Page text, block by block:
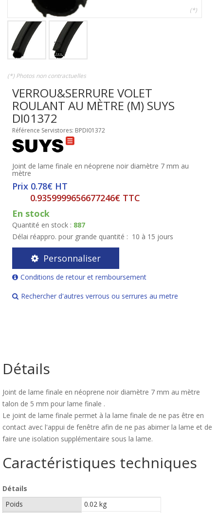
(*)
(*) Photos non contractuelles
VERROU&SERRURE VOLET
ROULANT AU MÈTRE (M) SUYS
DI01372
Référence Servistores: BPDI01372
Joint de lame finale en néoprene noir diamètre 7 mm au
mètre
Prix 0.78€ HT
0.9359999656677246€ TTC
En stock
Quantité en stock : 887
Délai réappro. pour grande quantité : 10 à 15 jours
Personnaliser
Conditions de retour et remboursement
Rechercher d'autres verrous ou serrures au metre
Détails
Joint de lame finale en néoprene noir diamètre 7 mm au mètre
talon de 5 mm pour lame finale .
Le joint de lame finale permet à la lame finale de ne pas être en
contact avec l'appui de fenêtre afin de ne pas abimer la lame et de
faire une isolation supplémentaire sous la lame.
Caractéristiques techniques
Détails
Poids
0.02 kg